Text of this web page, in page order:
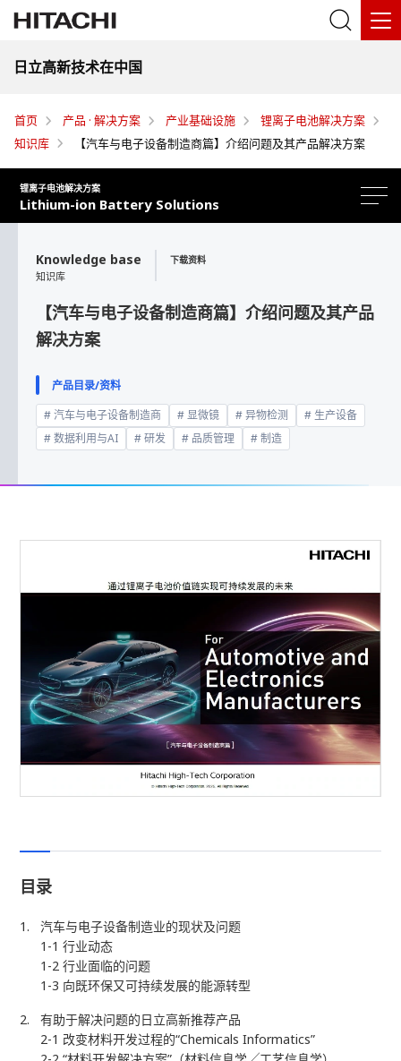
日立高新技术在中国
首页 产品 · 解决方案 产业基础设施
锂离子电池解决方案
知识库
【汽车与电子设备制造商篇】介绍问题及其产品解决方案
锂离子电池解决方案
Lithium-ion Battery Solutions
解决方案
Knowledge base
知识库
下载资料
【汽车与电子设备制造商篇】介绍问题及其产品
解决方案
产品目录/资料
汽车与电子设备制造商
显微镜 异物检测
生产设备
数据利用与AI
研发 品质管理 制造
目录
汽车与电子设备制造业的现状及问题
1-1 行业动态
1-2 行业面临的问题
1-3 向既环保又可持续发展的能源转型
有助于解决问题的日立高新推荐产品
2-1 改变材料开发过程的“Chemicals Informatics”